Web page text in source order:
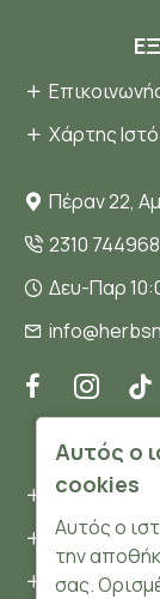
Χάρτης
Πέραν 22,
2310 744968
Δευ-Παρ
Όροι και
Ασφάλεια
Αυτός ο
cookies
Αυτός ο
την
σας.